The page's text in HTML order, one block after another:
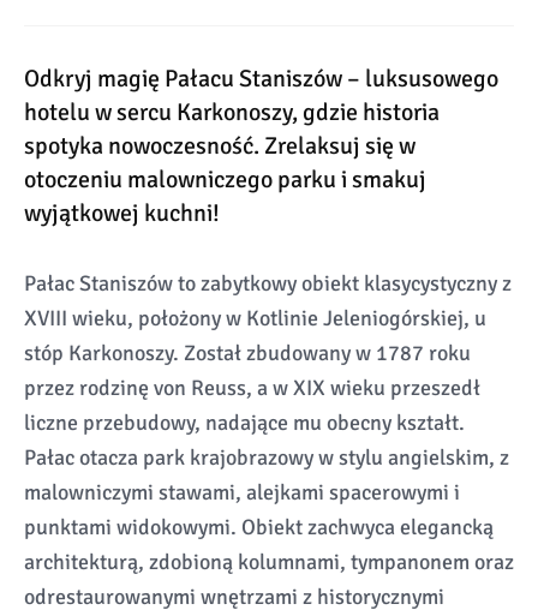
Odkryj magię Pałacu Staniszów – luksusowego
hotelu w sercu Karkonoszy, gdzie historia
spotyka nowoczesność. Zrelaksuj się w
otoczeniu malowniczego parku i smakuj
wyjątkowej kuchni!
Pałac Staniszów to zabytkowy obiekt klasycystyczny z
XVIII wieku, położony w Kotlinie Jeleniogórskiej, u
stóp Karkonoszy. Został zbudowany w 1787 roku
przez rodzinę von Reuss, a w XIX wieku przeszedł
liczne przebudowy, nadające mu obecny kształt.
Pałac otacza park krajobrazowy w stylu angielskim, z
malowniczymi stawami, alejkami spacerowymi i
punktami widokowymi. Obiekt zachwyca elegancką
architekturą, zdobioną kolumnami, tympanonem oraz
odrestaurowanymi wnętrzami z historycznymi